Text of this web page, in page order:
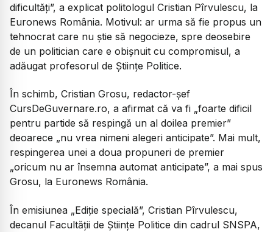
dificultăți”, a explicat politologul Cristian Pîrvulescu, la
Euronews România. Motivul: ar urma să fie propus un
tehnocrat care nu știe să negocieze, spre deosebire
de un politician care e obișnuit cu compromisul, a
adăugat profesorul de Științe Politice.
În schimb, Cristian Grosu, redactor-șef
CursDeGuvernare.ro, a afirmat că va fi „foarte dificil
pentru partide să respingă un al doilea premier”
deoarece „nu vrea nimeni alegeri anticipate”. Mai mult,
respingerea unei a doua propuneri de premier
„oricum nu ar însemna automat anticipate”, a mai spus
Grosu, la Euronews România.
În emisiunea „Ediție specială”, Cristian Pîrvulescu,
decanul Facultății de Științe Politice din cadrul SNSPA,